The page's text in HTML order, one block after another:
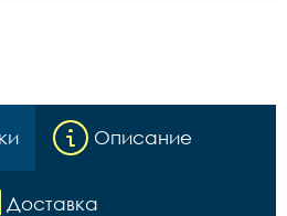
Описание
Доставка